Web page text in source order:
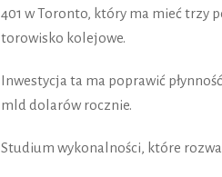
401 w Toronto, który ma mieć trzy
torowisko kolejowe.
Inwestycja ta ma poprawić
mld dolarów rocznie.
Studium wykonalności, które